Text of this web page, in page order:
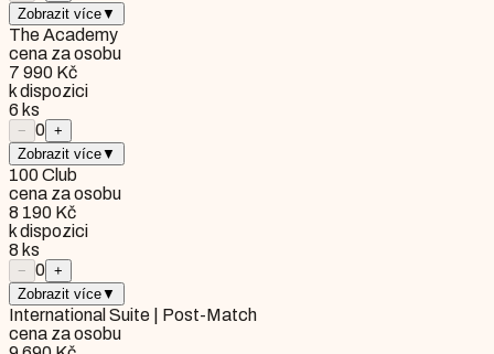
Zobrazit více▼
The Academy
cena za osobu
7 990 Kč
k dispozici
6 ks
− 0 +
Zobrazit více▼
100 Club
cena za osobu
8 190 Kč
k dispozici
8 ks
− 0 +
Zobrazit více▼
International Suite | Post-Match
cena za osobu